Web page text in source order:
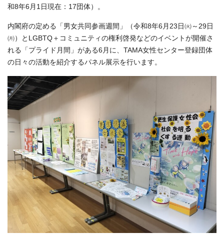
和8年6月1日現在：17団体）。
内閣府の定める「男女共同参画週間」（令和8年6月23日㈫～29日
㈪）とLGBTQ＋コミュニティの権利啓発などのイベントが開催さ
れる「プライド月間」がある6月に、TAMA女性センター登録団体
の日々の活動を紹介するパネル展示を行います。